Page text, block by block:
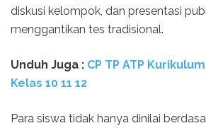
diskusi kelompok, dan presentasi
menggantikan tes tradisional.
Unduh Juga : CP TP ATP
Kelas 10 11 12
Para siswa tidak hanya dinilai